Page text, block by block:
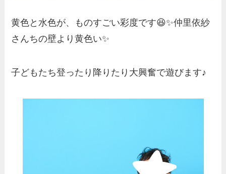
黄色と水色が、ものすごい彩度です😆✨仲里依紗
さんちの壁より黄色い✨
子どもたち登ったり降りたり大興奮で遊びます♪